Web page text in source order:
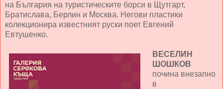
на България на туристическите борси в Щутгарт,
Братислава, Берлин и Москва. Негови пластики
колекционира известният руски поет Евгений
Евтушенко.
ВЕСЕЛИН
ШОШКОВ
почина внезапно
в